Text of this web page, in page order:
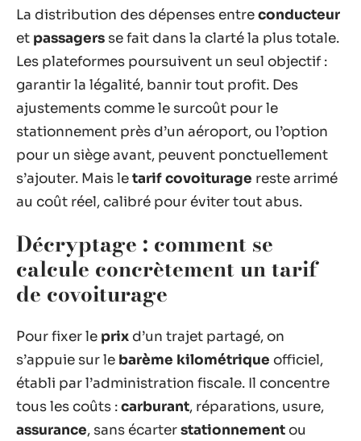
La distribution des dépenses entreconducteur
et passagers se fait dans la clarté la plus totale.
Les plateformes poursuivent un seul objectif :
garantir la légalité, bannir tout profit. Des
ajustements comme le surcoût pour le
stationnement près d’un aéroport, ou l’option
pour un siège avant, peuvent ponctuellement
s’ajouter. Mais letarif covoiturage reste arrimé
au coût réel, calibré pour éviter tout abus.
Décryptage : comment se
calcule concrètement un tarif
de covoiturage
Pour fixer le prix d’un trajet partagé, on
s’appuie sur le barème kilométrique officiel,
établi par l’administration fiscale. Il concentre
tous les coûts :carburant, réparations, usure,
assurance, sans écarterstationnement ou